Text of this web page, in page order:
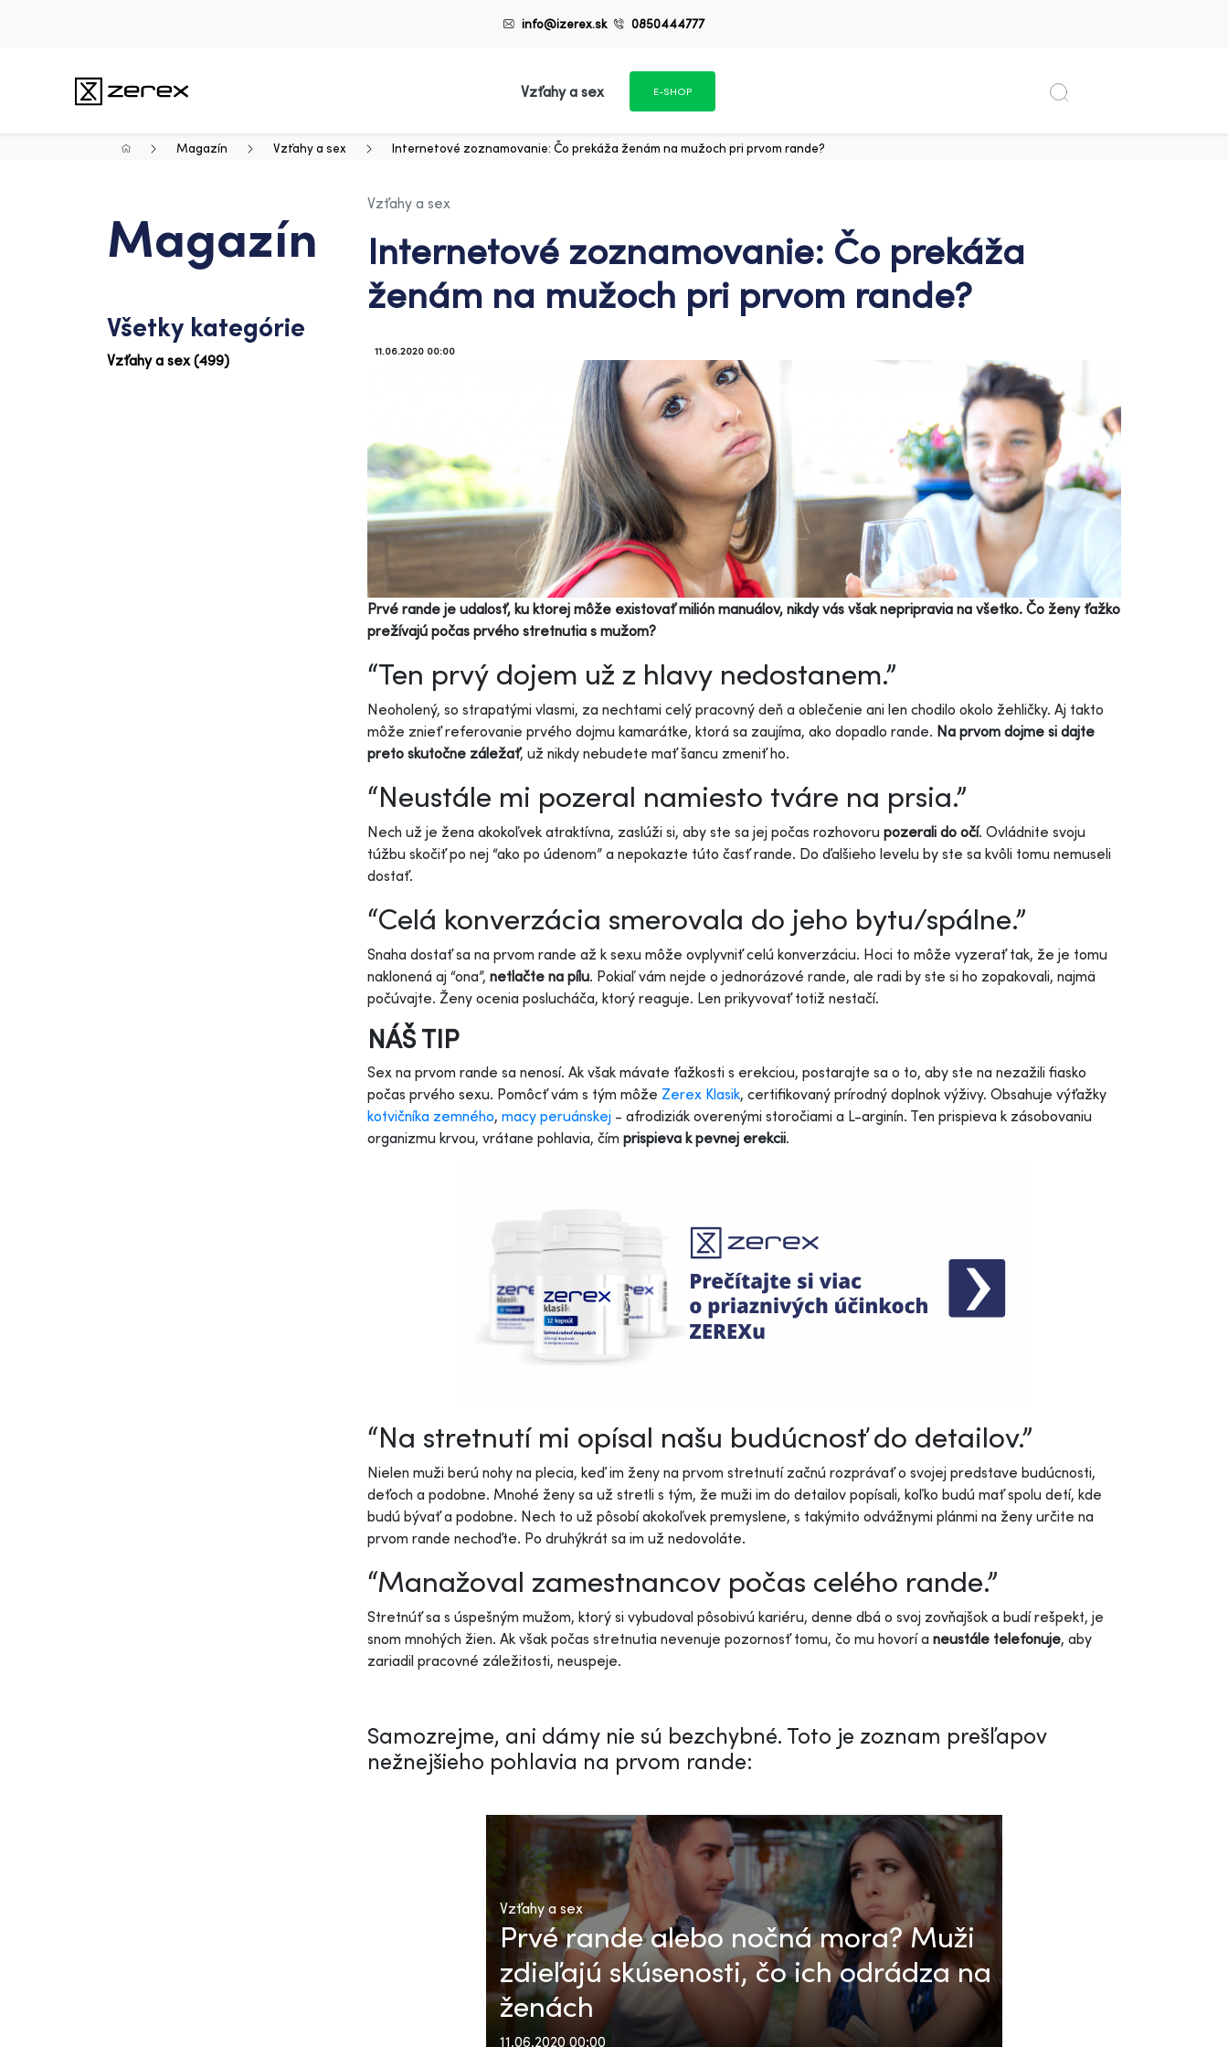
info@izerex.sk 0850444777
Vzťahy a sex E-SHOP
Magazín Vzťahy a sex Internetové zoznamovanie: Čo prekáža ženám na mužoch pri prvom rande?
Magazín
Všetky kategórie
Vzťahy a sex (499)
Vzťahy a sex
Internetové zoznamovanie: Čo prekáža
ženám na mužoch pri prvom rande?
11.06.2020 00:00
Prvé rande je udalosť, ku ktorej môže existovať milión manuálov, nikdy vás však nepripravia na všetko. Čo ženy ťažko
prežívajú počas prvého stretnutia s mužom?
“Ten prvý dojem už z hlavy nedostanem.”
Neoholený, so strapatými vlasmi, za nechtami celý pracovný deň a oblečenie ani len chodilo okolo žehličky. Aj takto
môže znieť referovanie prvého dojmu kamarátke, ktorá sa zaujíma, ako dopadlo rande. Na prvom dojme si dajte
preto skutočne záležať, už nikdy nebudete mať šancu zmeniť ho.
“Neustále mi pozeral namiesto tváre na prsia.”
Nech už je žena akokoľvek atraktívna, zaslúži si, aby ste sa jej počas rozhovoru pozerali do očí. Ovládnite svoju
túžbu skočiť po nej “ako po údenom” a nepokazte túto časť rande. Do ďalšieho levelu by ste sa kvôli tomu nemuseli
dostať.
“Celá konverzácia smerovala do jeho bytu/spálne.”
Snaha dostať sa na prvom rande až k sexu môže ovplyvniť celú konverzáciu. Hoci to môže vyzerať tak, že je tomu
naklonená aj “ona”, netlačte na pílu. Pokiaľ vám nejde o jednorázové rande, ale radi by ste si ho zopakovali, najmä
počúvajte. Ženy ocenia poslucháča, ktorý reaguje. Len prikyvovať totiž nestačí.
NÁŠ TIP
Sex na prvom rande sa nenosí. Ak však mávate ťažkosti s erekciou, postarajte sa o to, aby ste na nezažili fiasko
počas prvého sexu. Pomôcť vám s tým môže Zerex Klasik, certifikovaný prírodný doplnok výživy. Obsahuje výťažky
kotvičníka zemného, macy peruánskej - afrodiziák overenými storočiami a L-arginín. Ten prispieva k zásobovaniu
organizmu krvou, vrátane pohlavia, čím prispieva k pevnej erekcii.
“Na stretnutí mi opísal našu budúcnosť do detailov.”
Nielen muži berú nohy na plecia, keď im ženy na prvom stretnutí začnú rozprávať o svojej predstave budúcnosti,
deťoch a podobne. Mnohé ženy sa už stretli s tým, že muži im do detailov popísali, koľko budú mať spolu detí, kde
budú bývať a podobne. Nech to už pôsobí akokoľvek premyslene, s takýmito odvážnymi plánmi na ženy určite na
prvom rande nechoďte. Po druhýkrát sa im už nedovoláte.
“Manažoval zamestnancov počas celého rande.”
Stretnúť sa s úspešným mužom, ktorý si vybudoval pôsobivú kariéru, denne dbá o svoj zovňajšok a budí rešpekt, je
snom mnohých žien. Ak však počas stretnutia nevenuje pozornosť tomu, čo mu hovorí a neustále telefonuje, aby
zariadil pracovné záležitosti, neuspeje.
Samozrejme, ani dámy nie sú bezchybné. Toto je zoznam prešľapov
nežnejšieho pohlavia na prvom rande:
Vzťahy a sex
Prvé rande alebo nočná mora? Muži
zdieľajú skúsenosti, čo ich odrádza na
ženách
11.06.2020 00:00